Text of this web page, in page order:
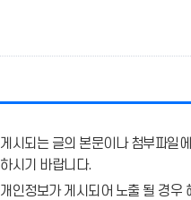
게시되는 글의 본문이나 첨부파일에
하시기 바랍니다.
개인정보가 게시되어 노출 될 경우